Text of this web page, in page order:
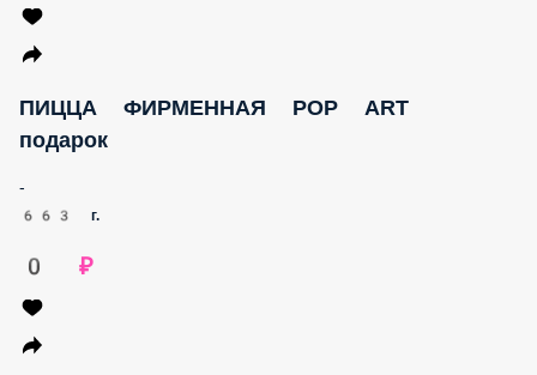
ПИЦЦА ФИРМЕННАЯ POP ART
подарок
-
663 г.
0 ₽